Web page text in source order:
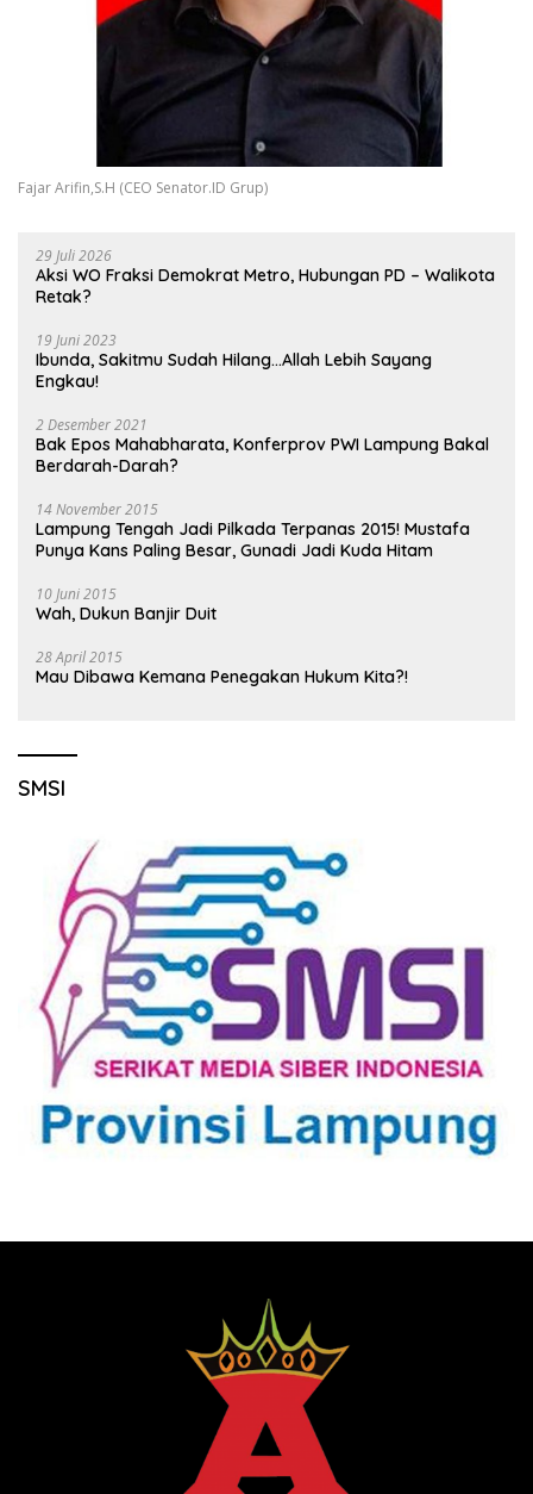
Fajar Arifin,S.H (CEO Senator.ID Grup)
29 Juli 2026
Aksi WO Fraksi Demokrat Metro, Hubungan PD – Walikota
Retak?
19 Juni 2023
Ibunda, Sakitmu Sudah Hilang…Allah Lebih Sayang
Engkau!
2 Desember 2021
Bak Epos Mahabharata, Konferprov PWI Lampung Bakal
Berdarah-Darah?
14 November 2015
Lampung Tengah Jadi Pilkada Terpanas 2015! Mustafa
Punya Kans Paling Besar, Gunadi Jadi Kuda Hitam
10 Juni 2015
Wah, Dukun Banjir Duit
28 April 2015
Mau Dibawa Kemana Penegakan Hukum Kita?!
SMSI